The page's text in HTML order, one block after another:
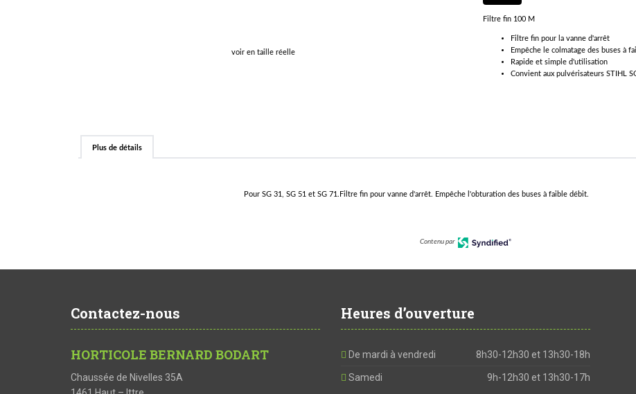
voir en taille réelle
Filtre fin 100 M
Filtre fin pour la vanne d'arrêt
Empêche le colmatage des buses à
Rapide et simple d'utilisation
Convient aux pulvérisateurs STIHL
Plus de détails
Pour SG 31, SG 51 et SG 71.Filtre fin pour vanne d'arrêt. Empêche l'obturation des buses à faible débit.
Contenu par
Contactez-nous
HORTICOLE BERNARD BODART
Chaussée de Nivelles 35A
Heures d’ouverture
De mardi à vendredi 8h30-12h30 et 13h30-18h
Samedi 9h-12h30 et 13h30-17h